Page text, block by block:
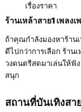
เรื่องราคา
ร้านเหล้าสาย1 เพลง
ถ้าคุณกำลังมองหาร้าน
ดีไปกว่าการเลือก ร้าน
วงดนตรีสดมาเล่นให้ฟั
สนุก
สถานที่บันเทิงสา